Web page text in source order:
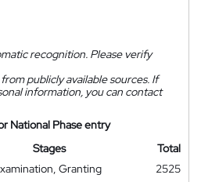
recognition. Please verify
publicly available sources. If
information, you can contact
National Phase entry
Stages
Total
Granting 2525